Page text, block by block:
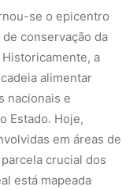
se o epicentro
conservação da
a
alimentar
nacionais e
Estado. Hoje,
em áreas de
crucial dos
está mapeada